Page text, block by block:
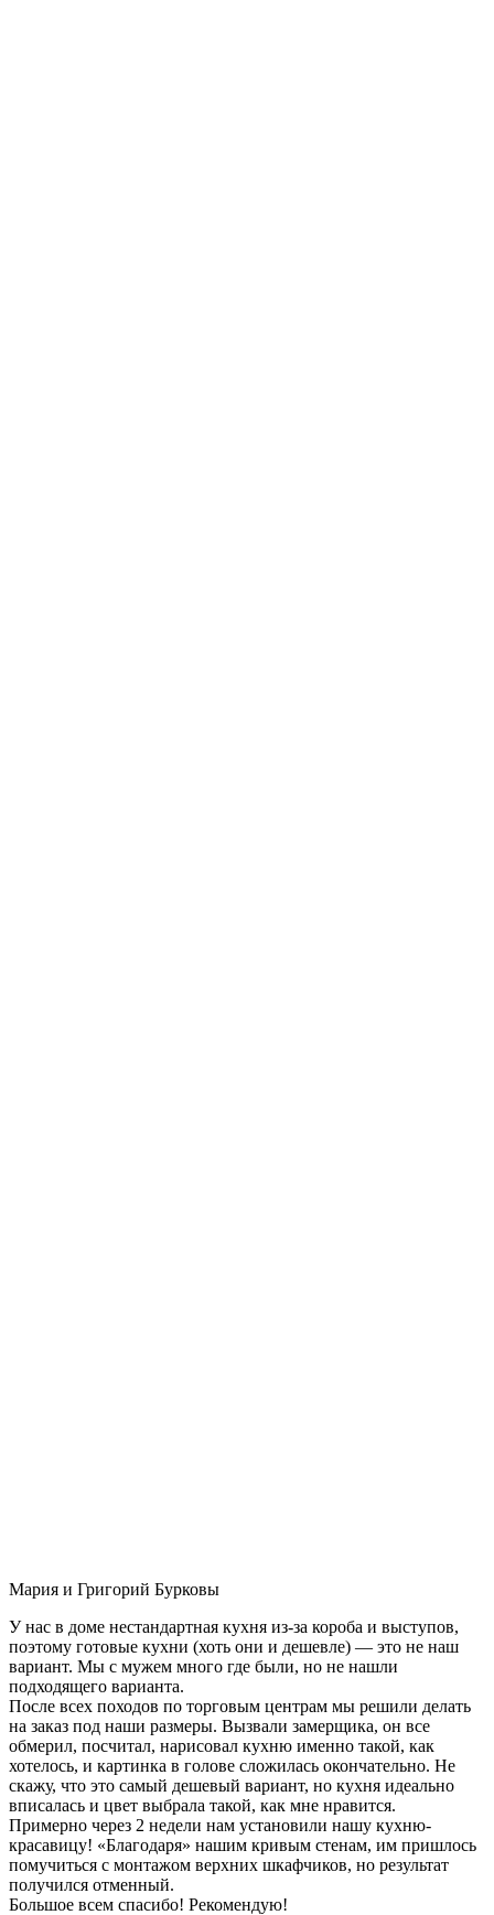
Мария и Григорий Бурковы
У нас в доме нестандартная кухня из-за короба и выступов,
поэтому готовые кухни (хоть они и дешевле) — это не наш
вариант. Мы с мужем много где были, но не нашли
подходящего варианта.
После всех походов по торговым центрам мы решили делать
на заказ под наши размеры. Вызвали замерщика, он все
обмерил, посчитал, нарисовал кухню именно такой, как
хотелось, и картинка в голове сложилась окончательно. Не
скажу, что это самый дешевый вариант, но кухня идеально
вписалась и цвет выбрала такой, как мне нравится.
Примерно через 2 недели нам установили нашу кухню-
красавицу! «Благодаря» нашим кривым стенам, им пришлось
помучиться с монтажом верхних шкафчиков, но результат
получился отменный.
Большое всем спасибо! Рекомендую!